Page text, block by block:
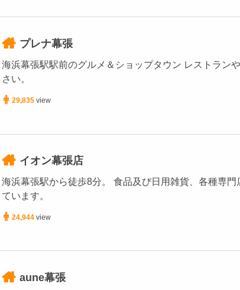
プレナ幕張
海浜幕張駅駅前のグルメ＆ショップタウン レストラン
さい。
29,835 view
イオン幕張店
海浜幕張駅から徒歩8分。 食品及び日用雑貨、各種専
ています。
24,944 view
aune幕張